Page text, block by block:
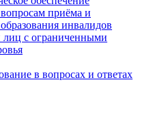
приёма и
инвалидов
лиц с ограниченными
в вопросах и ответах